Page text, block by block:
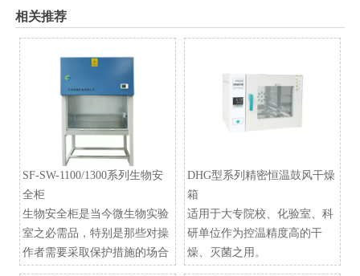
相关推荐
SF-SW-1100/1300系列生物安
全柜
生物安全柜是当今微生物实验
室之必需品，特别是那些对操
作者需要采取保护措施的场合
DHG型系列精密恒温鼓风干燥
箱
适用于大专院校、化验室、科
研单位作为控温精度高的干
燥、灭菌之用。